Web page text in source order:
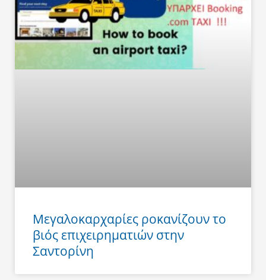
Μεγαλοκαρχαρίες ροκανίζουν το
βιός επιχειρηματιών στην
Σαντορίνη